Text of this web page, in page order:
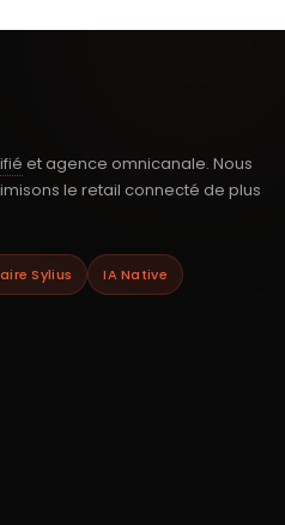
et agence omnicanale. Nous
le retail connecté de plus
Sylius IA Native